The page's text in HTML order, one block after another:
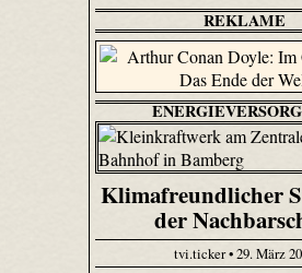
REKLAME
Klimafreundlicher
der
tvi.ticker • 29. März